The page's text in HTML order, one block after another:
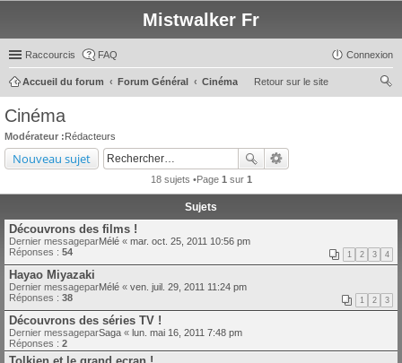
Mistwalker Fr
Raccourcis FAQ Connexion
Retour sur le site
Accueil du forum Forum Général
Cinéma
Cinéma
Modérateur :Rédacteurs
Nouveau sujet
18 sujets •Page 1 sur 1
Sujets
Découvrons des films !
Dernier messageparMélé « mar. oct. 25, 2011 10:56 pm
Réponses : 54 1 2 3 4
Hayao Miyazaki
Dernier messageparMélé « ven. juil. 29, 2011 11:24 pm
Réponses : 38 1 2 3
Découvrons des séries TV !
Dernier messageparSaga « lun. mai 16, 2011 7:48 pm
Réponses : 2
Tolkien et le grand ecran !